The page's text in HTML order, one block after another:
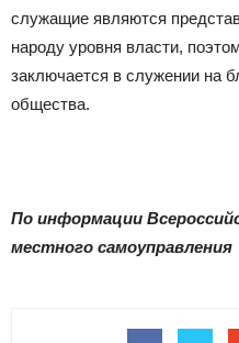
служащие являются
народу уровня власти,
заключается в служении на
общества.
По информации
местного самоуправления